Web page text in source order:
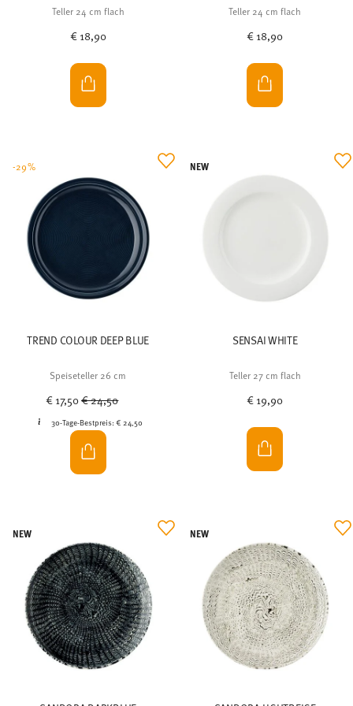
Teller 24 cm flach
€ 18,90
Teller 24 cm flach
€ 18,90
TREND COLOUR DEEP BLUE
Speiseteller 26 cm
€ 17,50Price reduced from
€ 24,50
30-Tage-Bestpreis: € 24,50
-29%
SENSAI WHITE
Teller 27 cm flach
€ 19,90
NEW
NEW NEW